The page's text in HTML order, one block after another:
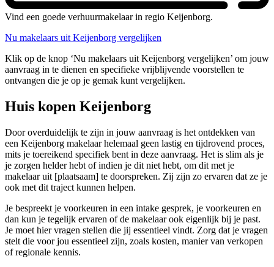
Vind een goede verhuurmakelaar in regio Keijenborg.
Nu makelaars uit Keijenborg vergelijken
Klik op de knop ‘Nu makelaars uit Keijenborg vergelijken’ om jouw
aanvraag in te dienen en specifieke vrijblijvende voorstellen te
ontvangen die je op je gemak kunt vergelijken.
Huis kopen Keijenborg
Door overduidelijk te zijn in jouw aanvraag is het ontdekken van
een Keijenborg makelaar helemaal geen lastig en tijdrovend proces,
mits je toereikend specifiek bent in deze aanvraag. Het is slim als je
je zorgen helder hebt of indien je dit niet hebt, om dit met je
makelaar uit [plaatsaam] te doorspreken. Zij zijn zo ervaren dat ze je
ook met dit traject kunnen helpen.
Je bespreekt je voorkeuren in een intake gesprek, je voorkeuren en
dan kun je tegelijk ervaren of de makelaar ook eigenlijk bij je past.
Je moet hier vragen stellen die jij essentieel vindt. Zorg dat je vragen
stelt die voor jou essentieel zijn, zoals kosten, manier van verkopen
of regionale kennis.